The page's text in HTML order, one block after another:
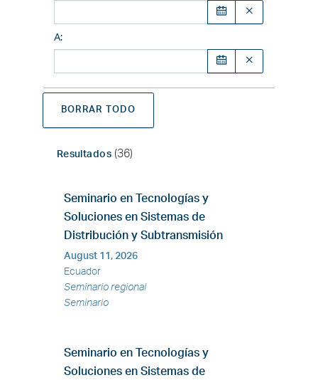
A:
BORRAR TODO
Resultados (36)
Seminario en Tecnologías y
Soluciones en Sistemas de
Distribución y Subtransmisión
August 11, 2026
Ecuador
Seminario regional
Seminario
Seminario en Tecnologías y
Soluciones en Sistemas de